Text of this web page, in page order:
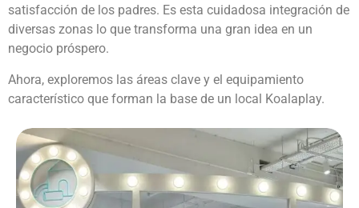
satisfacción de los padres. Es esta cuidadosa integración de
diversas zonas lo que transforma una gran idea en un
negocio próspero.
Ahora, exploremos las áreas clave y el equipamiento
característico que forman la base de un local Koalaplay.